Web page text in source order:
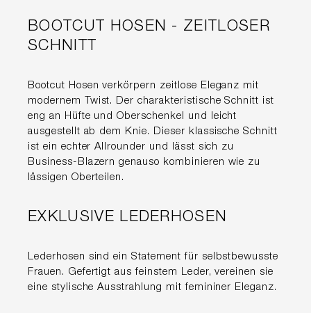
BOOTCUT HOSEN - ZEITLOSER
SCHNITT
Bootcut Hosen verkörpern zeitlose Eleganz mit
modernem Twist. Der charakteristische Schnitt ist
eng an Hüfte und Oberschenkel und leicht
ausgestellt ab dem Knie. Dieser klassische Schnitt
ist ein echter Allrounder und lässt sich zu
Business-Blazern genauso kombinieren wie zu
lässigen Oberteilen.
EXKLUSIVE LEDERHOSEN
Lederhosen sind ein Statement für selbstbewusste
Frauen. Gefertigt aus feinstem Leder, vereinen sie
eine stylische Ausstrahlung mit femininer Eleganz.